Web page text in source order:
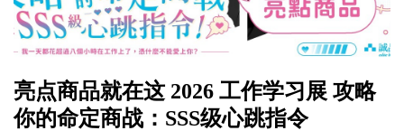
亮点商品就在这 2026 工作学习展 攻略
你的命定商战：SSS级心跳指令